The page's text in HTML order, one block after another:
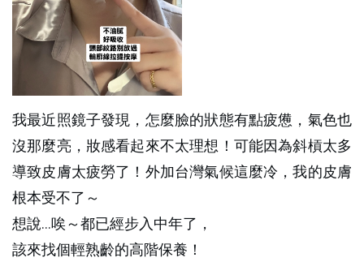
我最近照鏡子發現，怎麼臉的狀態有點疲憊，氣色也
沒那麼亮，妝感看起來不太理想！可能因為斜槓太多
導致皮膚太疲勞了！外加台灣氣候這麼冷，我的皮膚
根本受不了～
想說…唉～都已經步入中年了，
該來找個輕熟齡的高階保養！